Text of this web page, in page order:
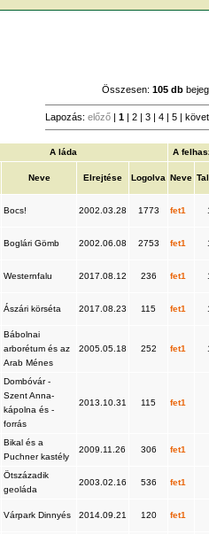
Összesen:105 db
Lapozás:előző |1 2 3 4 5
A láda
A
Neve Elrejtése Logolva Neve
Bocs! 2002.03.28 1773 fet1
Boglári Gömb 2002.06.08 2753 fet1
Westernfalu 2017.08.12 236 fet1
Ászári körséta 2017.08.23 115 fet1
Bábolnai
arborétum és az
Arab Ménes
2005.05.18 252 fet1
Dombóvár -
Szent Anna-
kápolna és -
forrás
2013.10.31 115 fet1
Bikal és a
Puchner kastély
2009.11.26 306 fet1
Ötszázadik
geoláda
2003.02.16 536 fet1
Várpark Dinnyés 2014.09.21 120 fet1